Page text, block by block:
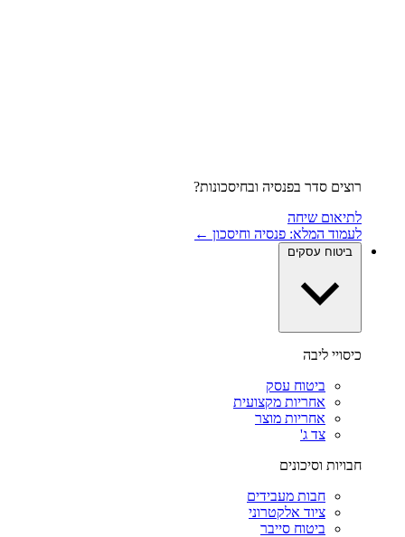
רוצים סדר בפנסיה ובחיסכונות?
לתיאום שיחה
לעמוד המלא: פנסיה וחיסכון ←
ביטוח עסקים
כיסויי ליבה
ביטוח עסק
אחריות מקצועית
אחריות מוצר
צד ג'
חבויות וסיכונים
חבות מעבידים
ציוד אלקטרוני
ביטוח סייבר